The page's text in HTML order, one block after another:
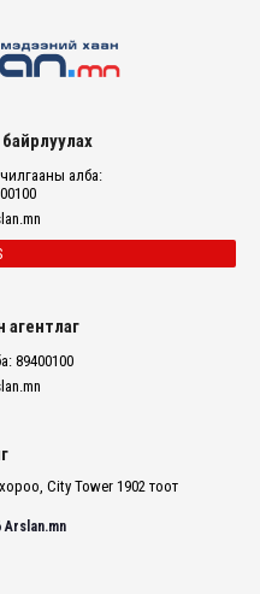
алба:
89400100
City Tower 1902 тоот
Arslan.mn